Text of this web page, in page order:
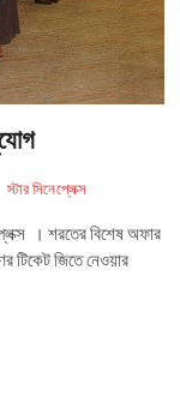
স্টার সিনেপ্লেক্স
। শরতের বিশেষ অফার
টিকেট জিতে নেওয়ার